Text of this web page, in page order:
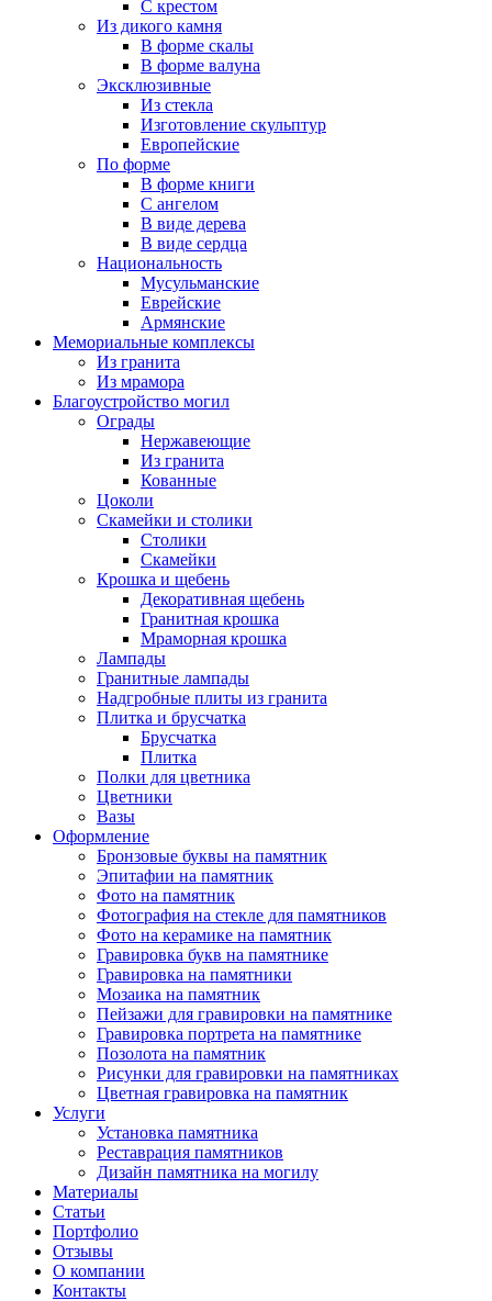
С крестом
Из дикого камня
В форме скалы
В форме валуна
Эксклюзивные
Из стекла
Изготовление скульптур
Европейские
По форме
В форме книги
С ангелом
В виде дерева
В виде сердца
Национальность
Мусульманские
Еврейские
Армянские
Мемориальные комплексы
Из гранита
Из мрамора
Благоустройство могил
Ограды
Нержавеющие
Из гранита
Кованные
Цоколи
Скамейки и столики
Столики
Скамейки
Крошка и щебень
Декоративная щебень
Гранитная крошка
Мраморная крошка
Лампады
Гранитные лампады
Надгробные плиты из гранита
Плитка и брусчатка
Брусчатка
Плитка
Полки для цветника
Цветники
Вазы
Оформление
Бронзовые буквы на памятник
Эпитафии на памятник
Фото на памятник
Фотография на стекле для памятников
Фото на керамике на памятник
Гравировка букв на памятнике
Гравировка на памятники
Мозаика на памятник
Пейзажи для гравировки на памятнике
Гравировка портрета на памятнике
Позолота на памятник
Рисунки для гравировки на памятниках
Цветная гравировка на памятник
Услуги
Установка памятника
Реставрация памятников
Дизайн памятника на могилу
Материалы
Статьи
Портфолио
Отзывы
О компании
Контакты